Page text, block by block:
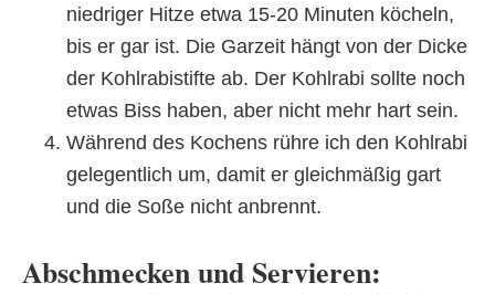
niedriger Hitze etwa 15-20 Minuten köcheln,
bis er gar ist. Die Garzeit hängt von der Dicke
der Kohlrabistifte ab. Der Kohlrabi sollte noch
etwas Biss haben, aber nicht mehr hart sein.
Während des Kochens rühre ich den Kohlrabi
gelegentlich um, damit er gleichmäßig gart
und die Soße nicht anbrennt.
Abschmecken und Servieren: